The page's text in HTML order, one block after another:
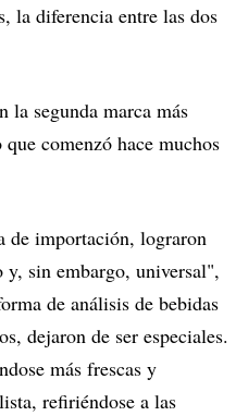
la diferencia entre las dos
la segunda marca más
comenzó hace muchos
de importación, lograron
y, sin embargo, universal",
de análisis de bebidas
dejaron de ser especiales.
más frescas y
refiriéndose a las